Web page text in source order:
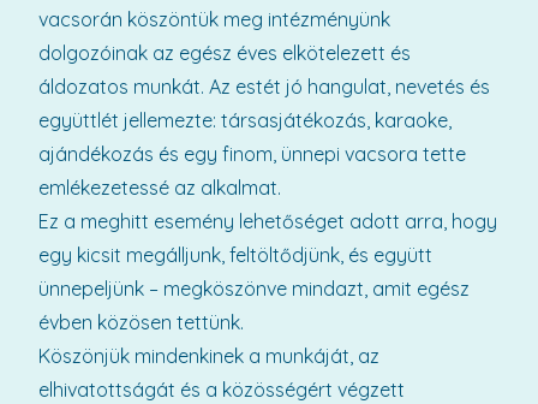
vacsorán köszöntük meg intézményünk
dolgozóinak az egész éves elkötelezett és
áldozatos munkát. Az estét jó hangulat, nevetés és
együttlét jellemezte: társasjátékozás, karaoke,
ajándékozás és egy finom, ünnepi vacsora tette
emlékezetessé az alkalmat.
Ez a meghitt esemény lehetőséget adott arra, hogy
egy kicsit megálljunk, feltöltődjünk, és együtt
ünnepeljünk – megköszönve mindazt, amit egész
évben közösen tettünk.
Köszönjük mindenkinek a munkáját, az
elhivatottságát és a közösségért végzett